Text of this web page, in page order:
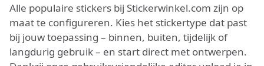
Alle populaire stickers bij Stickerwinkel.com zijn op
maat te configureren. Kies het stickertype dat past
bij jouw toepassing – binnen, buiten, tijdelijk of
langdurig gebruik – en start direct met ontwerpen.